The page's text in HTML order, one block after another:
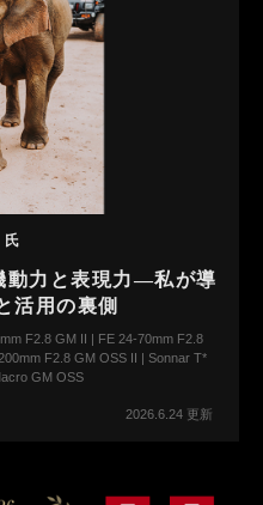
動力と表現力―私が導
活用の裏側
F2.8 GM II | FE 24-70mm F2.8
F2.8 GM OSS II | Sonnar T*
GM OSS
2026.6.24 更新